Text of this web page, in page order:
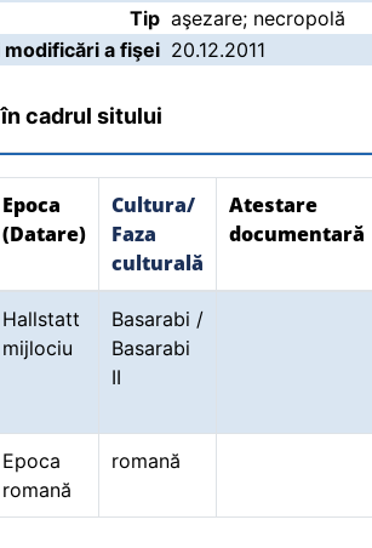
Tip aşezare; necropolă
modificări a fişei 20.12.2011
cadrul sitului
Epoca
(Datare)
Cultura/
Faza
culturală
Atestare
documentară
Hallstatt
mijlociu
Basarabi /
Basarabi
II
Epoca
romană
romană